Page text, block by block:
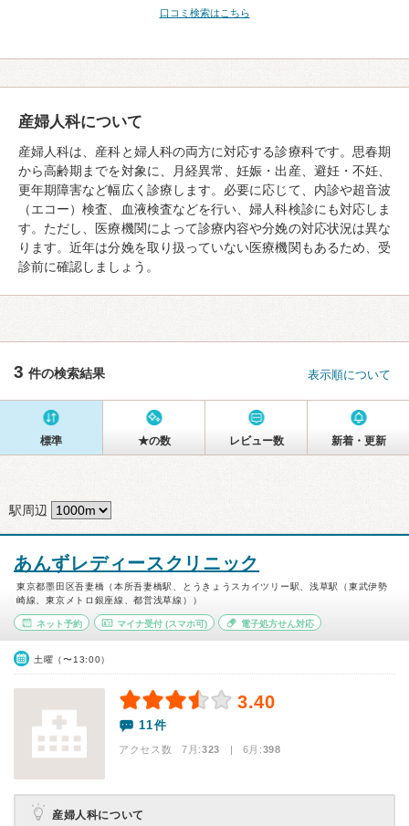
口コミ検索はこちら
産婦人科について
産婦人科は、産科と婦人科の両方に対応する診療科です。思春期
から高齢期までを対象に、月経異常、妊娠・出産、避妊・不妊、
更年期障害など幅広く診療します。必要に応じて、内診や超音波
（エコー）検査、血液検査などを行い、婦人科検診にも対応しま
す。ただし、医療機関によって診療内容や分娩の対応状況は異な
ります。近年は分娩を取り扱っていない医療機関もあるため、受
診前に確認しましょう。
3 件の検索結果 表示順について
標準 ★の数 レビュー数 新着・更新
駅周辺
あんずレディースクリニック
東京都墨田区吾妻橋（本所吾妻橋駅、とうきょうスカイツリー駅、浅草駅（東武伊勢
崎線、東京メトロ銀座線、都営浅草線））
ネット予約 マイナ受付(スマホ可) 電子処方せん対応
土曜（〜13:00）
3.40
11件
アクセス数 7月:323 | 6月:398
産婦人科について